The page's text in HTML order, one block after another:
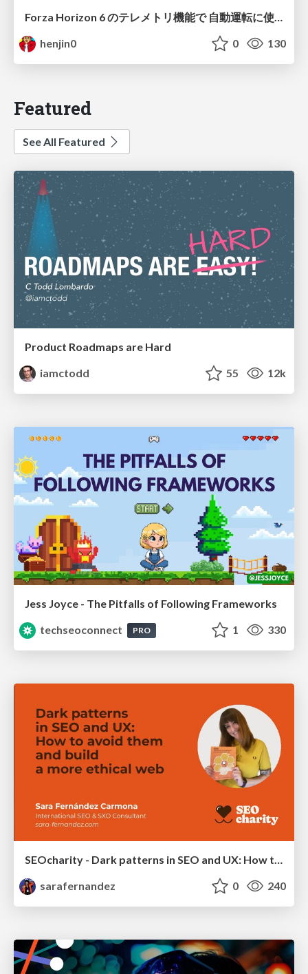
Forza Horizon 6 のテレメトリ機能で 自動運転に使えそうな学習データを集める話
henjin0
0 130
Featured
See All Featured
Product Roadmaps are Hard
iamctodd
55 12k
Jess Joyce - The Pitfalls of Following Frameworks
techseoconnect
PRO 1 330
SEOcharity - Dark patterns in SEO and UX: How to avoid them and build a more ethical web
sarafernandez
0 240